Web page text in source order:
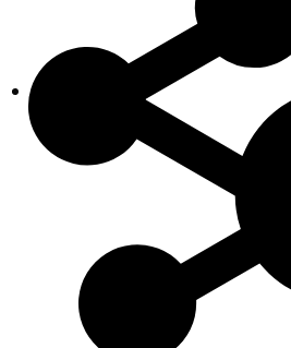
Indexen op persoonsnamen